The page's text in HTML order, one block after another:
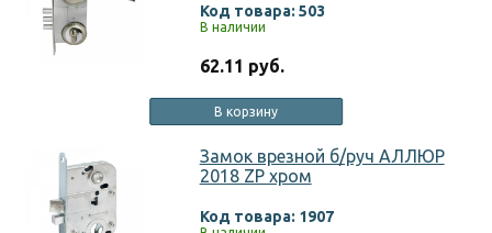
Код товара: 503
В наличии
62.11 руб.
В корзину
Замок врезной б/руч АЛЛЮР
2018 ZP хром
Код товара: 1907